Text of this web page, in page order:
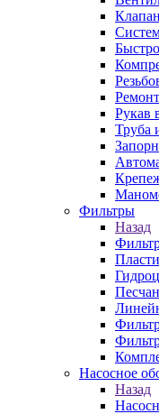
Рукав
Труба
Фильтры
Назад
Насосное
Назад